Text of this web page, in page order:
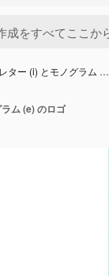
ター (i) とモノグラム …
ム (e) のロゴ